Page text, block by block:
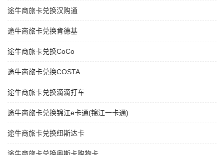
途牛商旅卡兑换汉购通
途牛商旅卡兑换肯德基
途牛商旅卡兑换CoCo
途牛商旅卡兑换COSTA
途牛商旅卡兑换滴滴打车
途牛商旅卡兑换锦江e卡通(锦江一卡通)
途牛商旅卡兑换纽斯达卡